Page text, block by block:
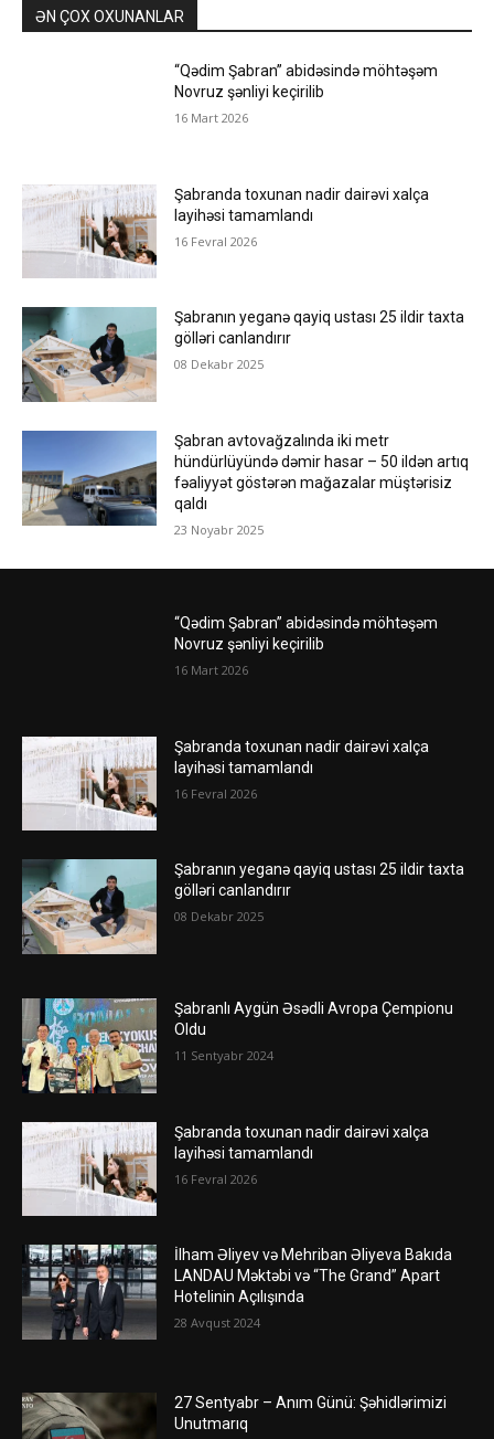
ƏN ÇOX OXUNANLAR
“Qədim Şabran” abidəsində möhtəşəm
Novruz şənliyi keçirilib
16 Mart 2026
Şabranda toxunan nadir dairəvi xalça
layihəsi tamamlandı
16 Fevral 2026
Şabranın yeganə qayiq ustası 25 ildir taxta
gölləri canlandırır
08 Dekabr 2025
Şabran avtovağzalında iki metr
hündürlüyündə dəmir hasar – 50 ildən artıq
fəaliyyət göstərən mağazalar müştərisiz
qaldı
23 Noyabr 2025
“Qədim Şabran” abidəsində möhtəşəm
Novruz şənliyi keçirilib
16 Mart 2026
Şabranda toxunan nadir dairəvi xalça
layihəsi tamamlandı
16 Fevral 2026
Şabranın yeganə qayiq ustası 25 ildir taxta
gölləri canlandırır
08 Dekabr 2025
Şabranlı Aygün Əsədli Avropa Çempionu
Oldu
11 Sentyabr 2024
Şabranda toxunan nadir dairəvi xalça
layihəsi tamamlandı
16 Fevral 2026
İlham Əliyev və Mehriban Əliyeva Bakıda
LANDAU Məktəbi və “The Grand” Apart
Hotelinin Açılışında
28 Avqust 2024
27 Sentyabr – Anım Günü: Şəhidlərimizi
Unutmarıq